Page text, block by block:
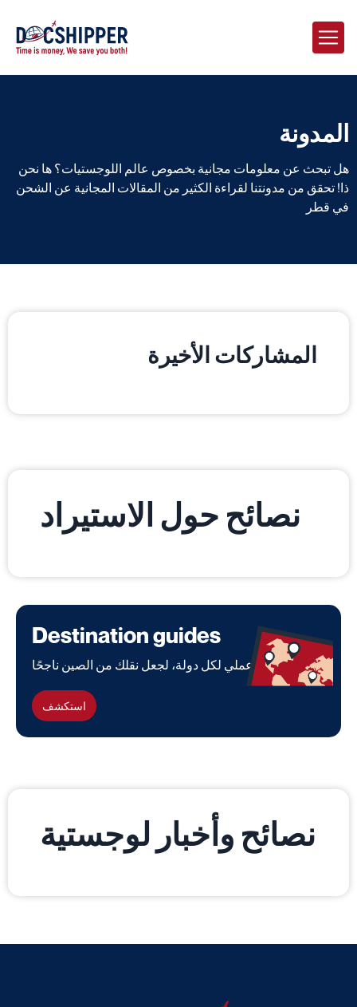
المدونة
هل تبحث عن معلومات مجانية بخصوص عالم اللوجستيات؟ ها نحن
ذا! تحقق من مدونتنا لقراءة الكثير من المقالات المجانية عن الشحن
في قطر
المشاركات الأخيرة
نصائح حول الاستيراد
Destination guides
دليل بسيط وعملي لكل دولة، لجعل نقلك من الصين ناجحًا.
استكشف
نصائح وأخبار لوجستية